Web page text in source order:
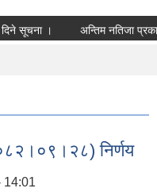
सूचना । अन्तिम नतिजा
निर्णय
14:01